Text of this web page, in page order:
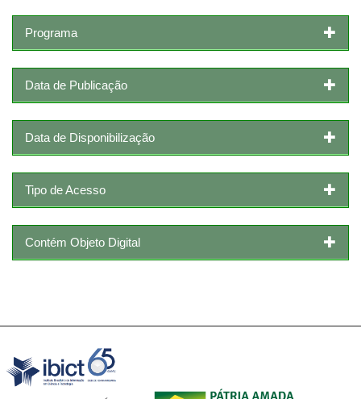
Programa
Data de Publicação
Data de Disponibilização
Tipo de Acesso
Contém Objeto Digital